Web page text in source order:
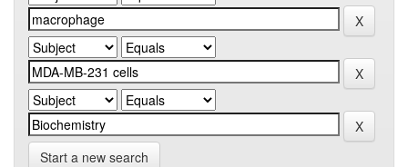
Start a new search